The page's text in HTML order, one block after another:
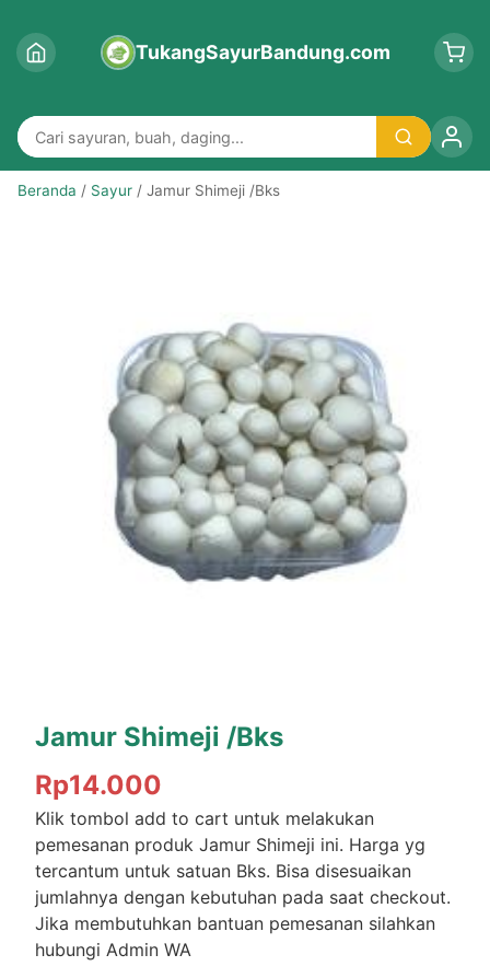
TukangSayurBandung.com
Beranda / Sayur / Jamur Shimeji /Bks
Jamur Shimeji /Bks
Rp14.000
Klik tombol add to cart untuk melakukan
pemesanan produk Jamur Shimeji ini. Harga yg
tercantum untuk satuan Bks. Bisa disesuaikan
jumlahnya dengan kebutuhan pada saat checkout.
Jika membutuhkan bantuan pemesanan silahkan
hubungi Admin WA